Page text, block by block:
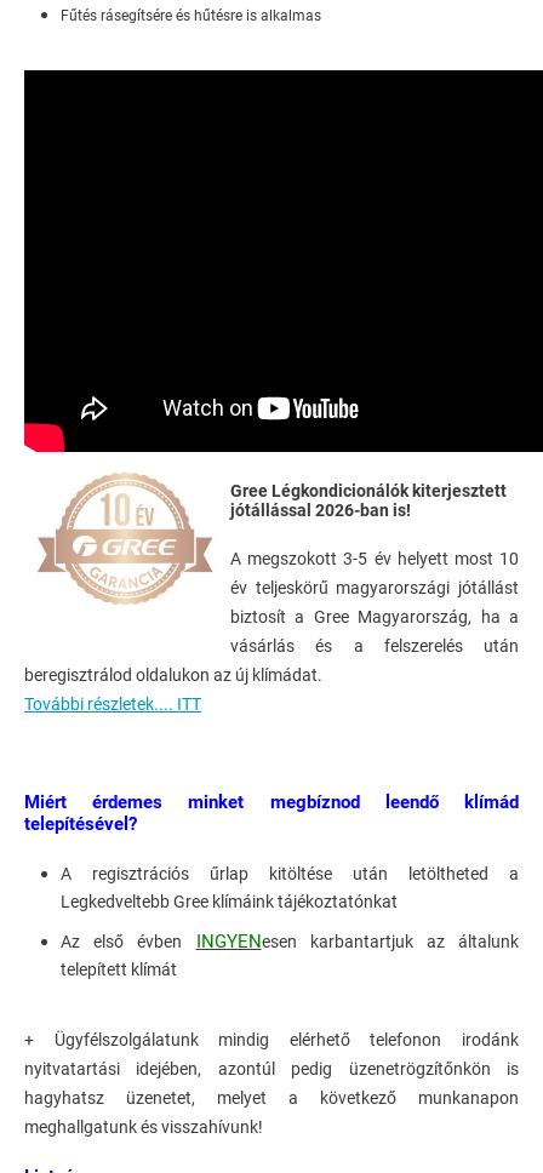
Fűtés rásegítsére és hűtésre is alkalmas
Gree Légkondicionálók kiterjesztett
jótállással 2026-ban is!
A megszokott 3-5 év helyett most 10
év teljeskörű magyarországi jótállást
biztosít a Gree Magyarország, ha a
vásárlás és a felszerelés után
beregisztrálod oldalukon az új klímádat.
További részletek.... ITT
Miért érdemes minket megbíznod leendő klímád
telepítésével?
A regisztrációs űrlap kitöltése után letöltheted a
Legkedveltebb Gree klímáink tájékoztatónkat
Az első évben INGYENesen karbantartjuk az általunk
telepített klímát
+ Ügyfélszolgálatunk mindig elérhető telefonon irodánk
nyitvatartási idejében, azontúl pedig üzenetrögzítőnkön is
hagyhatsz üzenetet, melyet a következő munkanapon
meghallgatunk és visszahívunk!